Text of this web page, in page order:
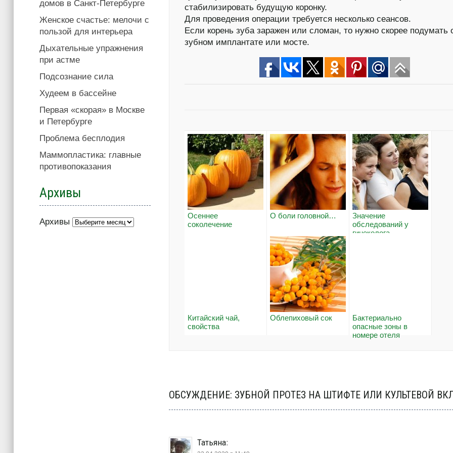
стабилизировать будущую коронку.
Для проведения операции требуется несколько сеансов.
Если корень зуба заражен или сломан, то нужно скорее подумать
зубном имплантате или мосте.
Осеннее
соколечение
О боли головной…
Значение
обследований у
гинеколога
Китайский чай,
свойства
Облепиховый сок
Бактериально
опасные зоны в
номере отеля
ОБСУЖДЕНИЕ: ЗУБНОЙ ПРОТЕЗ НА ШТИФТЕ ИЛИ КУЛЬТЕВОЙ
Татьяна:
домов в Санкт-Петербурге
Женское счастье: мелочи с
пользой для интерьера
Дыхательные упражнения
при астме
Подсознание сила
Худеем в бассейне
Первая «скорая» в Москве
и Петербурге
Проблема бесплодия
Маммопластика: главные
противопоказания
Архивы
Архивы